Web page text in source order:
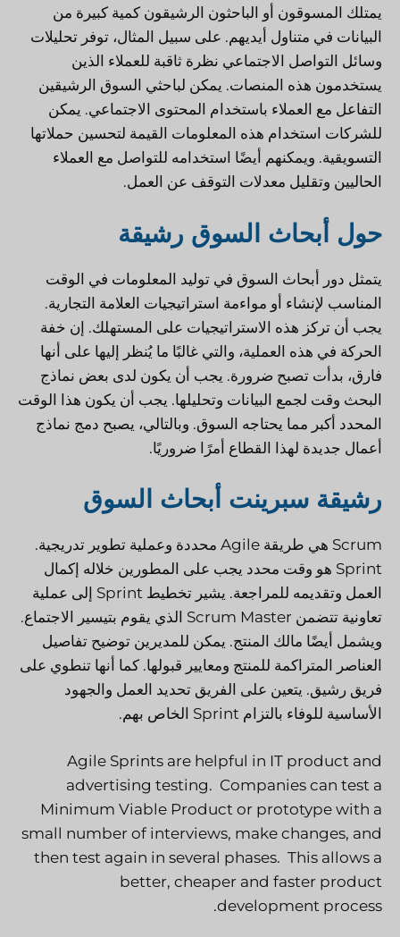
يمتلك المسوقون أو الباحثون الرشيقون كمية كبيرة من
البيانات في متناول أيديهم. على سبيل المثال، توفر تحليلات
وسائل التواصل الاجتماعي نظرة ثاقبة للعملاء الذين
يستخدمون هذه المنصات. يمكن لباحثي السوق الرشيقين
التفاعل مع العملاء باستخدام المحتوى الاجتماعي. يمكن
للشركات استخدام هذه المعلومات القيمة لتحسين حملاتها
التسويقية. ويمكنهم أيضًا استخدامه للتواصل مع العملاء
الحاليين وتقليل معدلات التوقف عن العمل.
حول أبحاث السوق رشيقة
يتمثل دور أبحاث السوق في توليد المعلومات في الوقت
المناسب لإنشاء أو مواءمة استراتيجيات العلامة التجارية.
يجب أن تركز هذه الاستراتيجيات على المستهلك. إن خفة
الحركة في هذه العملية، والتي غالبًا ما يُنظر إليها على أنها
فارق، بدأت تصبح ضرورة. يجب أن يكون لدى بعض نماذج
البحث وقت لجمع البيانات وتحليلها. يجب أن يكون هذا الوقت
المحدد أكبر مما يحتاجه السوق. وبالتالي، يصبح دمج نماذج
أعمال جديدة لهذا القطاع أمرًا ضروريًا.
رشيقة سبرينت أبحاث السوق
Scrum هي طريقة Agile محددة وعملية تطوير تدريجية.
Sprint هو وقت محدد يجب على المطورين خلاله إكمال
العمل وتقديمه للمراجعة. يشير تخطيط Sprint إلى عملية
تعاونية تتضمن Scrum Master الذي يقوم بتيسير الاجتماع.
ويشمل أيضًا مالك المنتج. يمكن للمديرين توضيح تفاصيل
العناصر المتراكمة للمنتج ومعايير قبولها. كما أنها تنطوي على
فريق رشيق. يتعين على الفريق تحديد العمل والجهود
الأساسية للوفاء بالتزام Sprint الخاص بهم.
Agile Sprints are helpful in IT product and
advertising testing. Companies can test a
Minimum Viable Product or prototype with a
small number of interviews, make changes, and
then test again in several phases. This allows a
better, cheaper and faster product
development process.